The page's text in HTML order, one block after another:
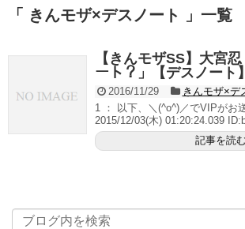
「 きんモザ×デスノート 」一覧
【きんモザSS】大宮
ート？」【デスノート】
2016/11/29
きんモザ×デ
1 ： 以下、＼(^o^)／でVIPがお
2015/12/03(木) 01:20:24.039
記事を読む